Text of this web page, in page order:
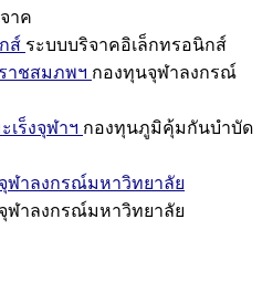
าค
ส์ ระบบบริจาคอิเล็กทรอนิกส์
าชสมภพฯ กองทุนจุฬาลงกรณ์
ร็งจุฬาฯ กองทุนภูมิคุ้มกันบำบัด
ฬาลงกรณ์มหาวิทยาลัย
ฬาลงกรณ์มหาวิทยาลัย